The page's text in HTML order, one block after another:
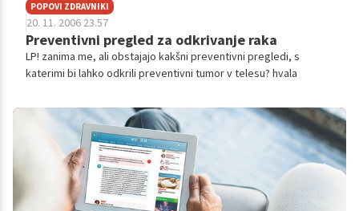
POPOVI ZDRAVNIKI
20. 11. 2006 23.57
Preventivni pregled za odkrivanje raka
LP! zanima me, ali obstajajo kakšni preventivni pregledi, s
katerimi bi lahko odkrili preventivni tumor v telesu? hvala